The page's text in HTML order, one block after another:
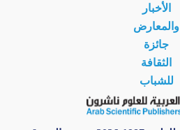
الأخبار
والمعارض
جائزة
الثقافة
للشباب